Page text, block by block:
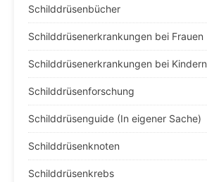
Schilddrüsenbücher
Schilddrüsenerkrankungen bei Frauen
Schilddrüsenerkrankungen bei Kindern
Schilddrüsenforschung
Schilddrüsenguide (In eigener Sache)
Schilddrüsenknoten
Schilddrüsenkrebs